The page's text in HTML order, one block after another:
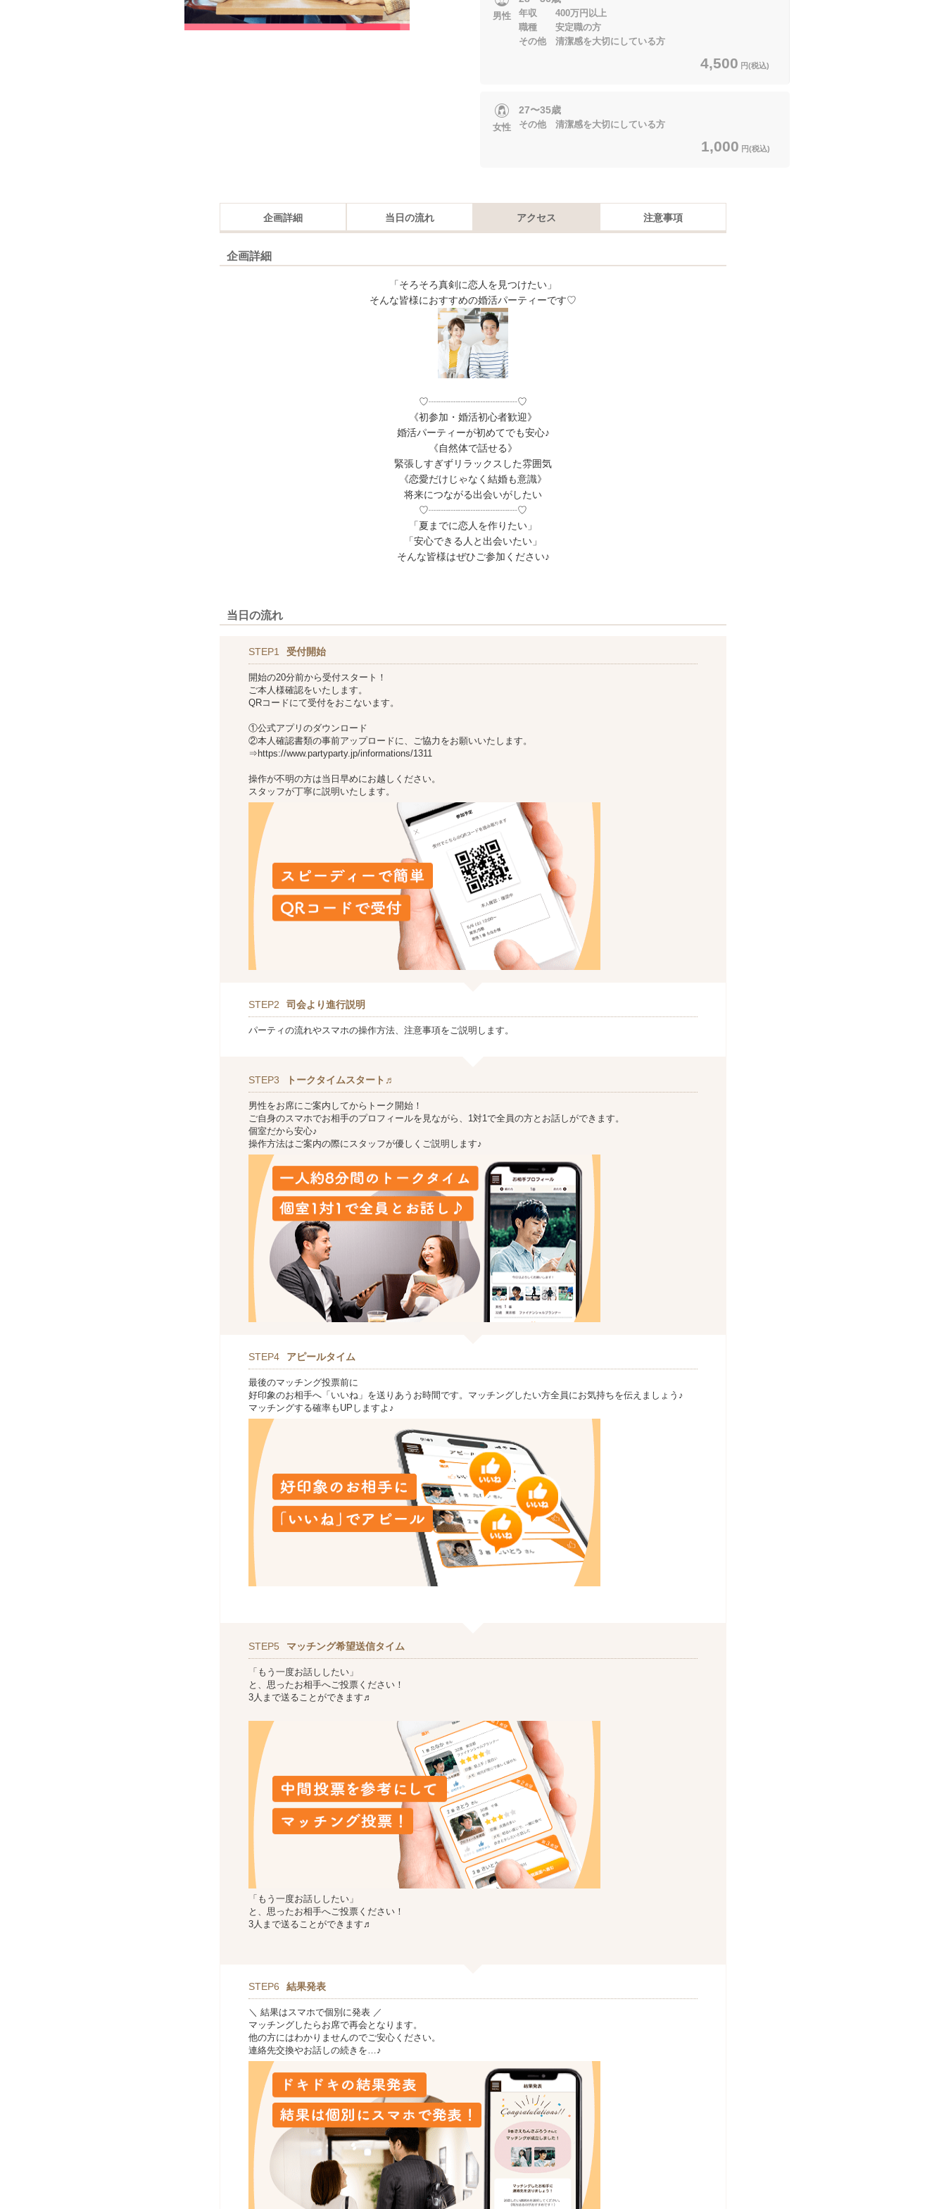
男性
年収 400万円以上
職種 安定職の方
その他 清潔感を大切にしている方
4,500 円(税込)
女性
27〜35歳
その他 清潔感を大切にしている方
1,000 円(税込)
企画詳細 当日の流れ アクセス 注意事項
企画詳細
「そろそろ真剣に恋人を見つけたい」
そんな皆様におすすめの婚活パーティーです♡
♡┈┈┈┈┈┈┈┈┈♡
《初参加・婚活初心者歓迎》
婚活パーティーが初めてでも安心♪
《自然体で話せる》
緊張しすぎずリラックスした雰囲気
《恋愛だけじゃなく結婚も意識》
将来につながる出会いがしたい
♡┈┈┈┈┈┈┈┈┈♡
「夏までに恋人を作りたい」
「安心できる人と出会いたい」
そんな皆様はぜひご参加ください♪
当日の流れ
STEP1 受付開始
開始の20分前から受付スタート！
ご本人様確認をいたします。
QRコードにて受付をおこないます。
①公式アプリのダウンロード
②本人確認書類の事前アップロードに、ご協力をお願いいたします。
⇒https://www.partyparty.jp/informations/1311
操作が不明の方は当日早めにお越しください。
スタッフが丁寧に説明いたします。
STEP2 司会より進行説明
パーティの流れやスマホの操作方法、注意事項をご説明します。
STEP3 トークタイムスタート♬
男性をお席にご案内してからトーク開始！
ご自身のスマホでお相手のプロフィールを見ながら、1対1で全員の方とお話しができます。
個室だから安心♪
操作方法はご案内の際にスタッフが優しくご説明します♪
STEP4 アピールタイム
最後のマッチング投票前に
好印象のお相手へ「いいね」を送りあうお時間です。マッチングしたい方全員にお気持ちを伝えましょう♪
マッチングする確率もUPしますよ♪
STEP5 マッチング希望送信タイム
「もう一度お話ししたい」
と、思ったお相手へご投票ください！
3人まで送ることができます♬
「もう一度お話ししたい」
と、思ったお相手へご投票ください！
3人まで送ることができます♬
STEP6 結果発表
＼ 結果はスマホで個別に発表 ／
マッチングしたらお席で再会となります。
他の方にはわかりませんのでご安心ください。
連絡先交換やお話しの続きを…♪